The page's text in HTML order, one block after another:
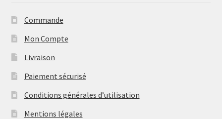
Commande
Mon Compte
Livraison
Paiement sécurisé
Conditions générales d’utilisation
Mentions légales